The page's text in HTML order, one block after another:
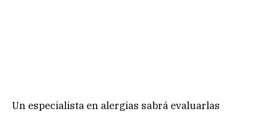
Un especialista en alergias sabrá evaluarlas